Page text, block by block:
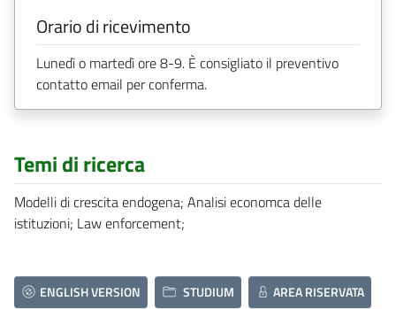
Orario di ricevimento
Lunedì o martedì ore 8-9. È consigliato il preventivo
contatto email per conferma.
Temi di ricerca
Modelli di crescita endogena; Analisi economca delle
istituzioni; Law enforcement;
ENGLISH VERSION STUDIUM AREA RISERVATA